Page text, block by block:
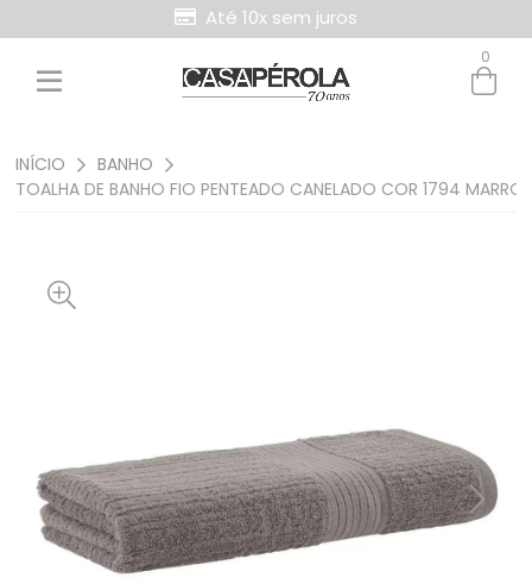
Até 10x sem juros
0
INÍCIO
BANHO
TOALHA DE BANHO FIO PENTEADO CANELADO COR 1794